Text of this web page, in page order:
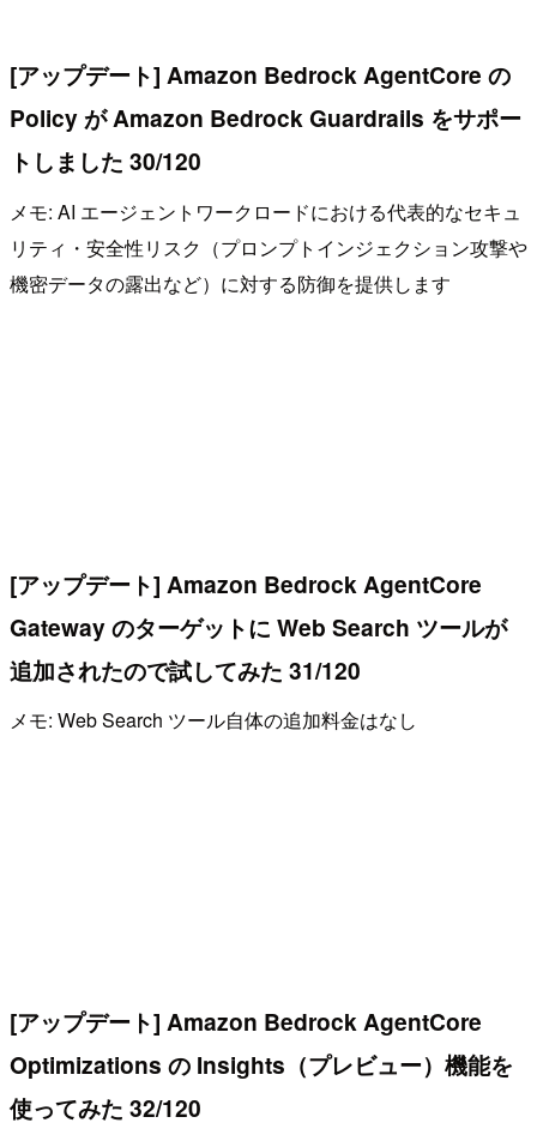
[アップデート] Amazon Bedrock AgentCore の
Policy が Amazon Bedrock Guardrails をサポー
トしました 30/120
メモ: AI エージェントワークロードにおける代表的なセキュ
リティ・安全性リスク（プロンプトインジェクション攻撃や
機密データの露出など）に対する防御を提供します
[アップデート] Amazon Bedrock AgentCore
Gateway のターゲットに Web Search ツールが
追加されたので試してみた 31/120
メモ: Web Search ツール自体の追加料金はなし
[アップデート] Amazon Bedrock AgentCore
Optimizations の Insights（プレビュー）機能を
使ってみた 32/120